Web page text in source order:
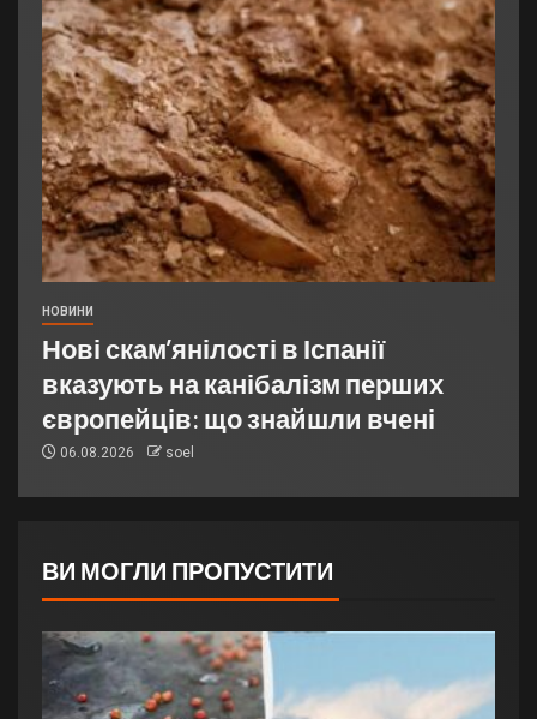
НОВИНИ
Нові скам’янілості в Іспанії
вказують на канібалізм перших
європейців: що знайшли вчені
06.08.2026 soel
ВИ МОГЛИ ПРОПУСТИТИ